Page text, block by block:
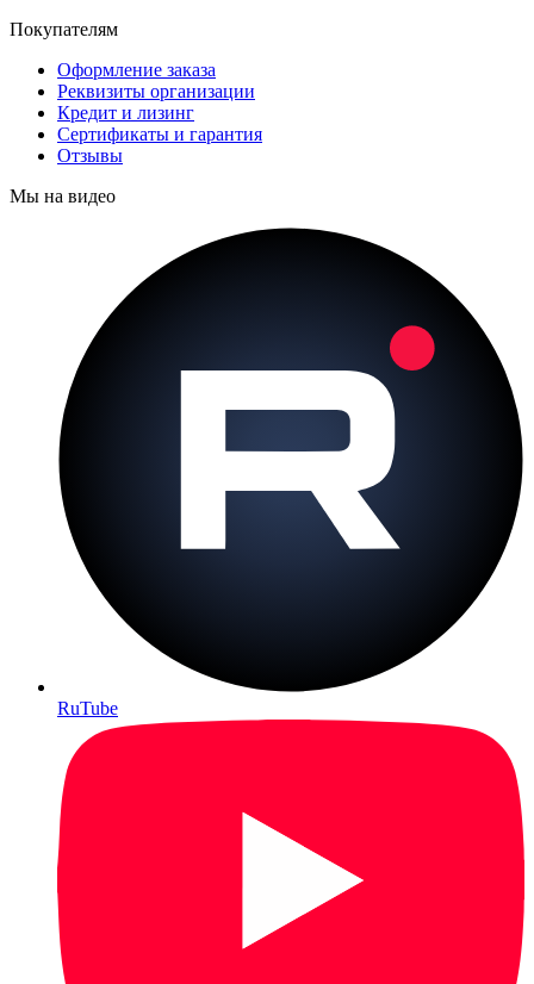
Покупателям
Оформление заказа
Реквизиты организации
Кредит и лизинг
Сертификаты и гарантия
Отзывы
Мы на видео
RuTube